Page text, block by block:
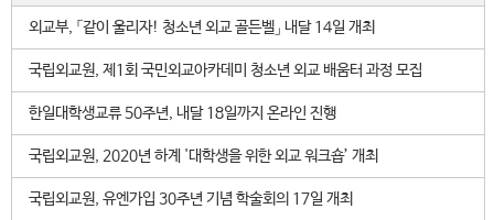
외교부, 「같이 울리자! 청소년 외교 골든벨」 내달 14일 개최
국립외교원, 제1회 국민외교아카데미 청소년 외교 배움터 과정 모집
한일대학생교류 50주년, 내달 18일까지 온라인 진행
국립외교원, 2020년 하계 '대학생을 위한 외교 워크숍’ 개최
국립외교원, 유엔가입 30주년 기념 학술회의 17일 개최